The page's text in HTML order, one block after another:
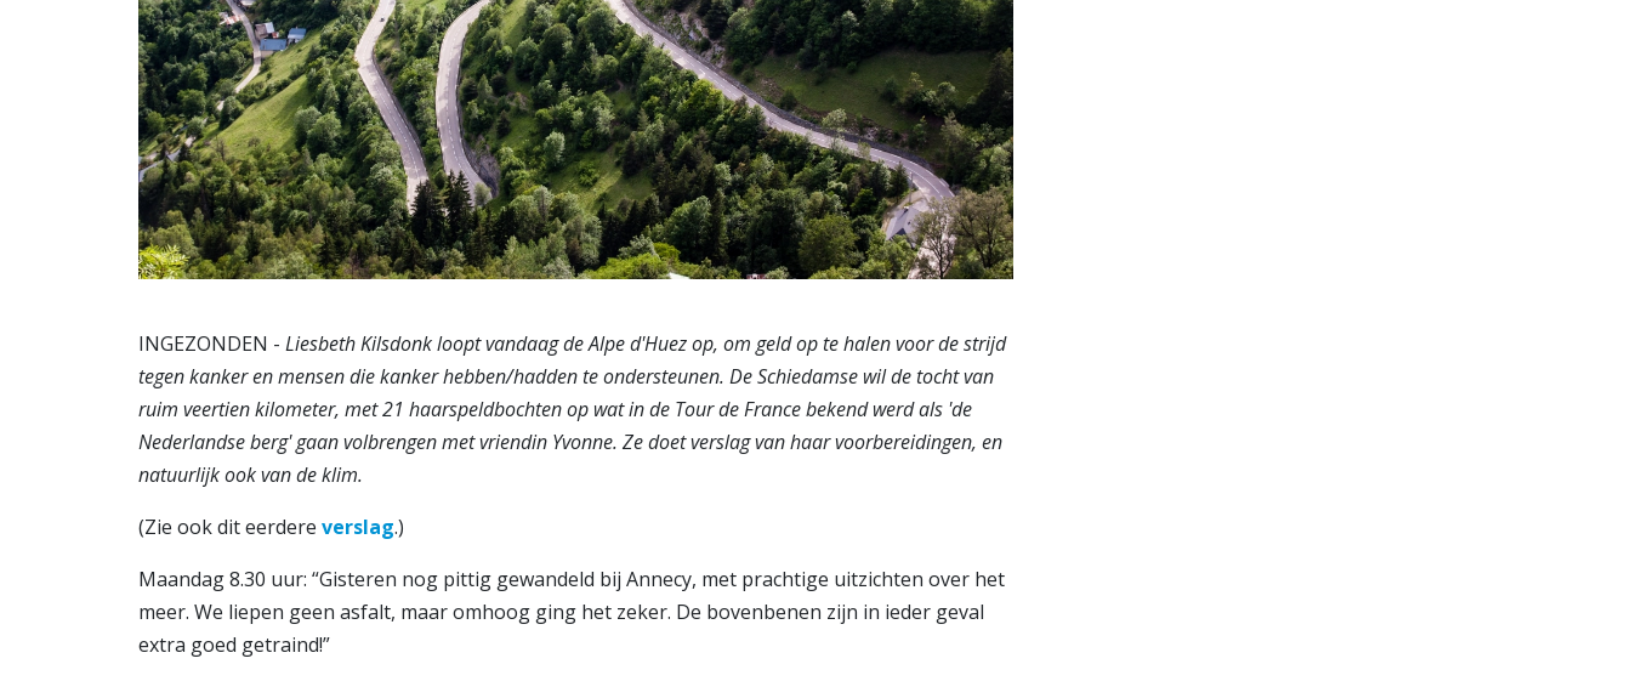
INGEZONDEN - Liesbeth Kilsdonk loopt vandaag de Alpe d'Huez op, om geld op te halen voor de strijd
tegen kanker en mensen die kanker hebben/hadden te ondersteunen. De Schiedamse wil de tocht van
ruim veertien kilometer, met 21 haarspeldbochten op wat in de Tour de France bekend werd als 'de
Nederlandse berg' gaan volbrengen met vriendin Yvonne. Ze doet verslag van haar voorbereidingen, en
natuurlijk ook van de klim.
(Zie ook dit eerdere verslag.)
Maandag 8.30 uur: “Gisteren nog pittig gewandeld bij Annecy, met prachtige uitzichten over het
meer. We liepen geen asfalt, maar omhoog ging het zeker. De bovenbenen zijn in ieder geval
extra goed getraind!”